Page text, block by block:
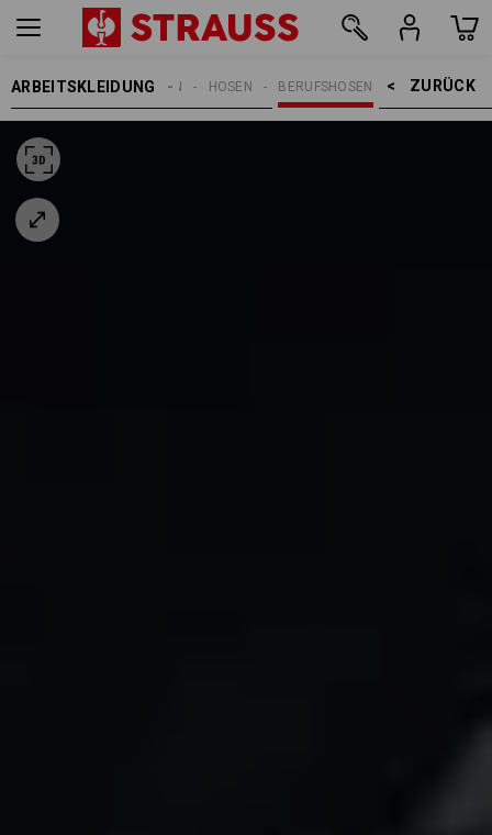
ARBEITSKLEIDUNG ZURÜCK    >
BERUFSHOSEN
HOSEN
DAMEN